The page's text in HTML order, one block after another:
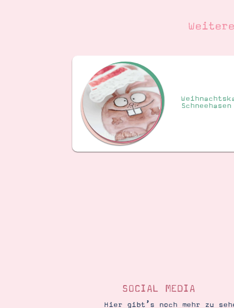
Schneehasen
SOCIAL MEDIA
Hier gibt’s noch mehr zu